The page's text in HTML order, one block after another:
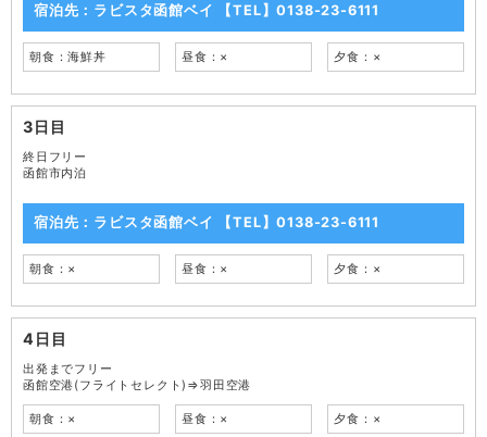
宿泊先：ラビスタ函館ベイ 【TEL】0138-23-6111
朝食：海鮮丼 昼食：× 夕食：×
3日目
終日フリー
函館市内泊
宿泊先：ラビスタ函館ベイ 【TEL】0138-23-6111
朝食：× 昼食：× 夕食：×
4日目
出発までフリー
函館空港(フライトセレクト)⇒羽田空港
朝食：× 昼食：× 夕食：×